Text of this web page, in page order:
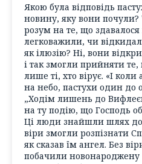
Якою була відповідь
новину, яку вони
розум на те, що
легковажили, чи
як ілюзію? Ні, вони
і так змогли прийняти
лише ті, хто вірує. «І
на небо, пастухи один до
„Ходім лишень до
на ту подію, що Господь
Ці люди знайшли шлях
віри змогли розпізнати
як сказав їм ангел. Без
побачили новонароджену